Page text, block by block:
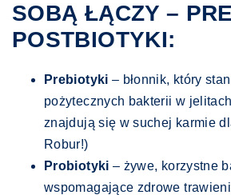
SOBĄ ŁĄCZY –
POSTBIOTYKI:
Prebiotyki – błonnik, który
pożytecznych bakterii w
znajdują się w suchej karmie
Robur!)
Probiotyki – żywe, korzystne
wspomagające zdrowe